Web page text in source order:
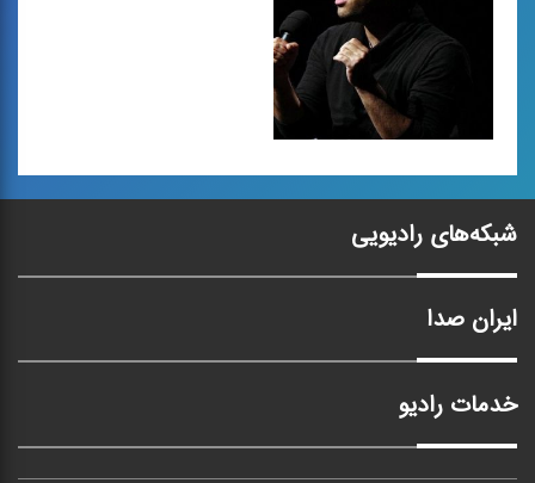
«شفاف تر از تار»، زندگی
هنری و سبك نوازندگی استاد
...
كتابخانه
شبکه‌های رادیویی
ایران صدا
خدمات رادیو